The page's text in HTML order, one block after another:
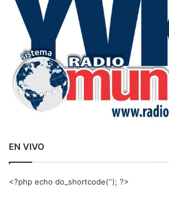
EN VIVO
<?php echo do_shortcode(‘‘); ?>